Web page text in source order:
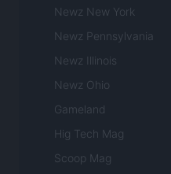
Newz New York
Newz Pennsylvania
Newz Illinois
Newz Ohio
Gameland
Hig Tech Mag
Scoop Mag